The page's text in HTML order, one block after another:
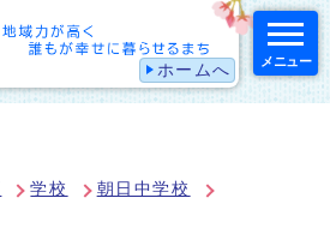
ホームへ メニュー
学校 朝日中学校